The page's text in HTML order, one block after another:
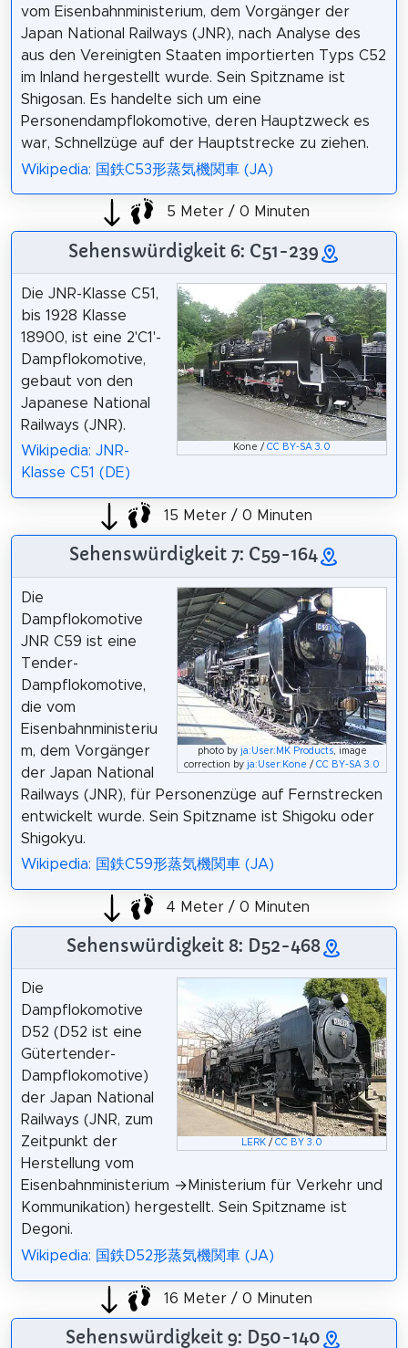
vom Eisenbahnministerium, dem Vorgänger der
Japan National Railways (JNR), nach Analyse des
aus den Vereinigten Staaten importierten Typs C52
im Inland hergestellt wurde. Sein Spitzname ist
Shigosan. Es handelte sich um eine
Personendampflokomotive, deren Hauptzweck es
war, Schnellzüge auf der Hauptstrecke zu ziehen.
Wikipedia: 国鉄C53形蒸気機関車 (JA)
5 Meter / 0 Minuten
Sehenswürdigkeit 6: C51-239
Kone /CC BY-SA 3.0
Die JNR-Klasse C51,
bis 1928 Klasse
18900, ist eine 2'C1'-
Dampflokomotive,
gebaut von den
Japanese National
Railways (JNR).
Wikipedia: JNR-
Klasse C51 (DE)
15 Meter / 0 Minuten
Sehenswürdigkeit 7: C59-164
photo by ja:User:MK Products, image
correction by ja:User:Kone /CC BY-SA 3.0
Die
Dampflokomotive
JNR C59 ist eine
Tender-
Dampflokomotive,
die vom
Eisenbahnministeriu
m, dem Vorgänger
der Japan National
Railways (JNR), für Personenzüge auf Fernstrecken
entwickelt wurde. Sein Spitzname ist Shigoku oder
Shigokyu.
Wikipedia: 国鉄C59形蒸気機関車 (JA)
4 Meter / 0 Minuten
Sehenswürdigkeit 8: D52-468
LERK /CC BY 3.0
Die
Dampflokomotive
D52 (D52 ist eine
Gütertender-
Dampflokomotive)
der Japan National
Railways (JNR, zum
Zeitpunkt der
Herstellung vom
Eisenbahnministerium →Ministerium für Verkehr und
Kommunikation) hergestellt. Sein Spitzname ist
Degoni.
Wikipedia: 国鉄D52形蒸気機関車 (JA)
16 Meter / 0 Minuten
Sehenswürdigkeit 9: D50-140